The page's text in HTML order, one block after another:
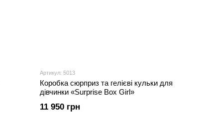
Артикул: 5013
Коробка сюрприз та гелієві кульки для
дівчинки «Surprise Box Girl»
11 950 грн